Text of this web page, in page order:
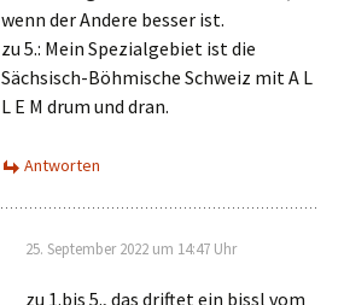
wenn der Andere besser ist.
zu 5.: Mein Spezialgebiet ist die
Sächsisch-Böhmische Schweiz mit A L
L E M drum und dran.
Antworten
25. September 2022 um 14:47 Uhr
zu 1.bis 5., das driftet ein bissl vom